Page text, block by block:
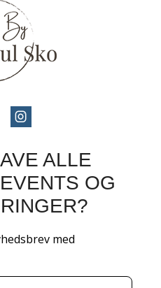
ALLE
OG
med